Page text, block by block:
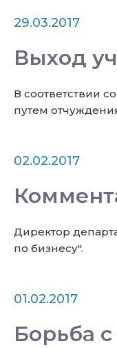
29.03.2017
Выход
В соответствии
путем
02.02.2017
Директор
по бизнесу".
01.02.2017
Борьба